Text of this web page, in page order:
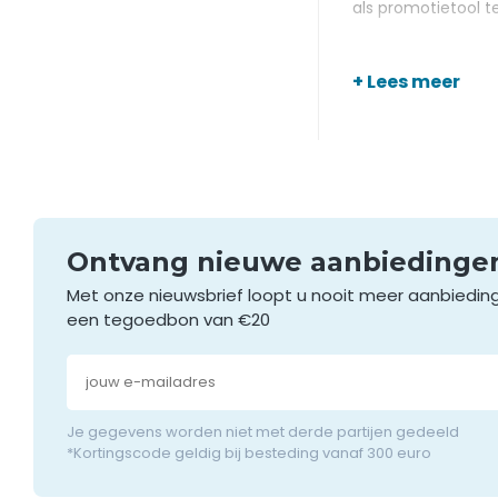
als promotietool
terwijl gasten
voorraad. Neem
Aan de
Met een krijtbord
ook krijtstiften in
tafelkrijtborden
We raden je dan
+ Lees meer
Ontvang nieuwe
Met onze nieuwsbrief loopt u nooit meer
een tegoedbon van €20
Je gegevens worden niet met derde partijen gedeeld
*Kortingscode geldig bij besteding vanaf 300 euro